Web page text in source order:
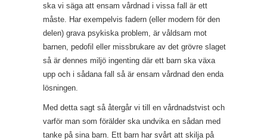
ska vi säga att ensam vårdnad i vissa fall är ett
måste. Har exempelvis fadern (eller modern för den
delen) grava psykiska problem, är våldsam mot
barnen, pedofil eller missbrukare av det grövre slaget
så är dennes miljö ingenting där ett barn ska växa
upp och i sådana fall så är ensam vårdnad den enda
lösningen.
Med detta sagt så återgår vi till en vårdnadstvist och
varför man som förälder ska undvika en sådan med
tanke på sina barn. Ett barn har svårt att skilja på